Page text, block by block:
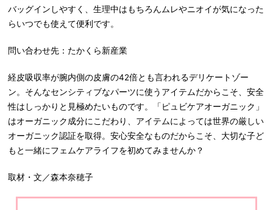
バッグインしやすく、生理中はもちろんムレやニオイが気になった
らいつでも使えて便利です。
問い合わせ先：たかくら新産業
経皮吸収率が腕内側の皮膚の42倍とも言われるデリケートゾー
ン。そんなセンシティブなパーツに使うアイテムだからこそ、安全
性はしっかりと見極めたいものです。「ピュビケアオーガニック」
はオーガニック成分にこだわり、アイテムによっては世界の厳しい
オーガニック認証を取得。安心安全なものだからこそ、大切な子ど
もと一緒にフェムケアライフを初めてみませんか？
取材・文／森本奈穂子